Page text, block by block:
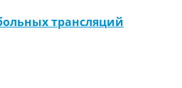
трансляций